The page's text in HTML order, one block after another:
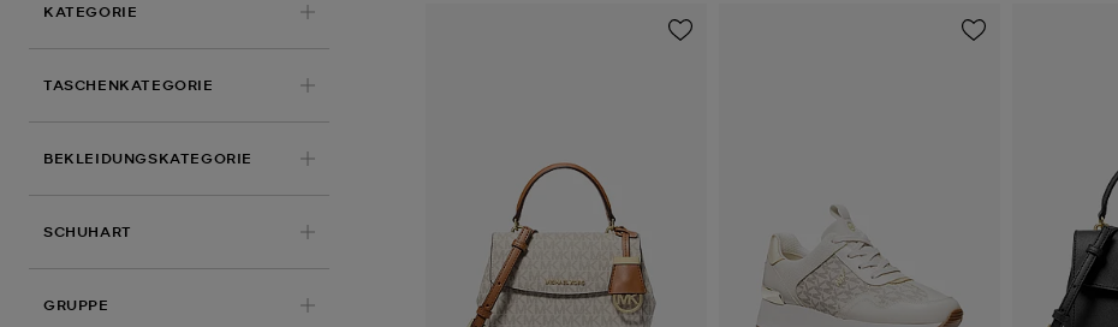
KATEGORIE
TASCHENKATEGORIE
BEKLEIDUNGSKATEGORIE
SCHUHART
GRUPPE